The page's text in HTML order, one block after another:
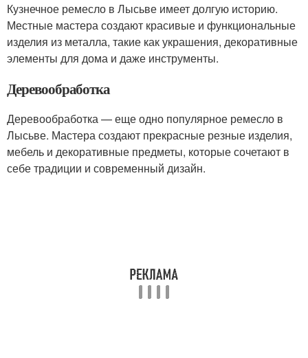
Кузнечное ремесло в Лысьве имеет долгую историю.
Местные мастера создают красивые и функциональные
изделия из металла, такие как украшения, декоративные
элементы для дома и даже инструменты.
Деревообработка
Деревообработка — еще одно популярное ремесло в
Лысьве. Мастера создают прекрасные резные изделия,
мебель и декоративные предметы, которые сочетают в
себе традиции и современный дизайн.